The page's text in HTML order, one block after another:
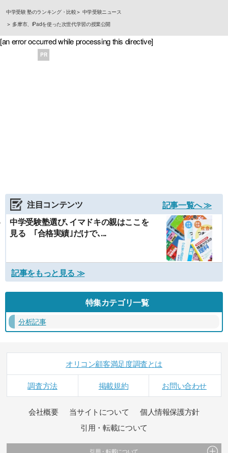
中学受験 塾のランキング・比較
中学受験ニュース
多摩市、iPadを使った次世代学習の授業公開
[an error occurred while processing this directive]
PR
注目コンテンツ
記事一覧へ ≫
中学受験塾選び､イマドキの親はここを
見る ｢合格実績｣だけで､...
記事をもっと見る ≫
特集カテゴリ一覧
分析記事
オリコン顧客満足度調査とは
調査方法 掲載規約 お問い合わせ
会社概要 当サイトについて
個人情報保護方針
引用・転載について
引用・転載について